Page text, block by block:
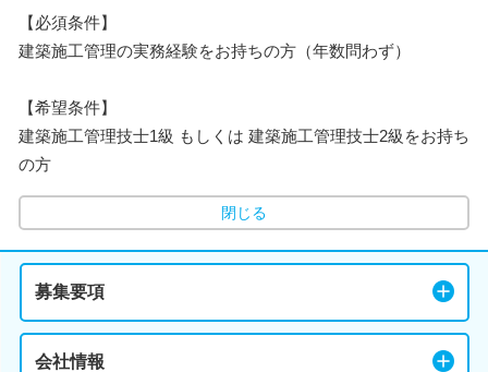
【必須条件】
建築施工管理の実務経験をお持ちの方（年数問わず）
【希望条件】
建築施工管理技士1級 もしくは 建築施工管理技士2級をお持ち
の方
閉じる
募集要項
会社情報